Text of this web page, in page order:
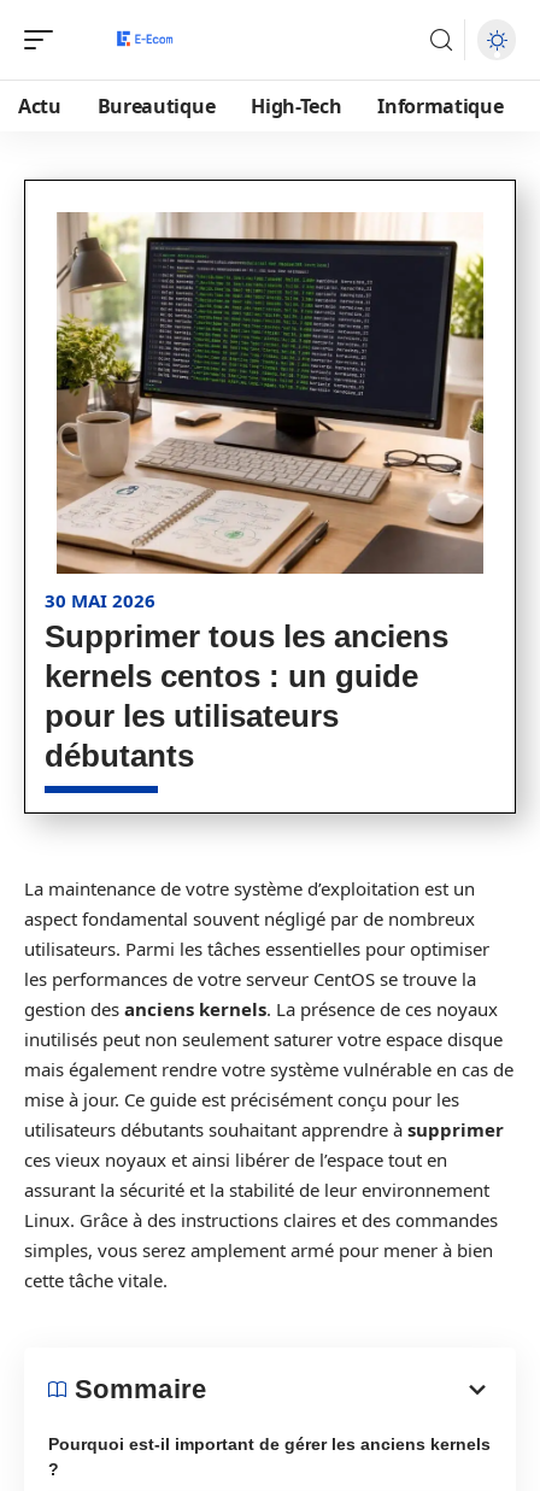
Actu Bureautique High-Tech Informatique
30 MAI 2026
Supprimer tous les anciens
kernels centos : un guide
pour les utilisateurs
débutants
La maintenance de votre système d’exploitation est un
aspect fondamental souvent négligé par de nombreux
utilisateurs. Parmi les tâches essentielles pour optimiser
les performances de votre serveur CentOS se trouve la
gestion des anciens kernels. La présence de ces noyaux
inutilisés peut non seulement saturer votre espace disque
mais également rendre votre système vulnérable en cas de
mise à jour. Ce guide est précisément conçu pour les
utilisateurs débutants souhaitant apprendre à supprimer
ces vieux noyaux et ainsi libérer de l’espace tout en
assurant la sécurité et la stabilité de leur environnement
Linux. Grâce à des instructions claires et des commandes
simples, vous serez amplement armé pour mener à bien
cette tâche vitale.
Sommaire
Pourquoi est-il important de gérer les anciens kernels
?